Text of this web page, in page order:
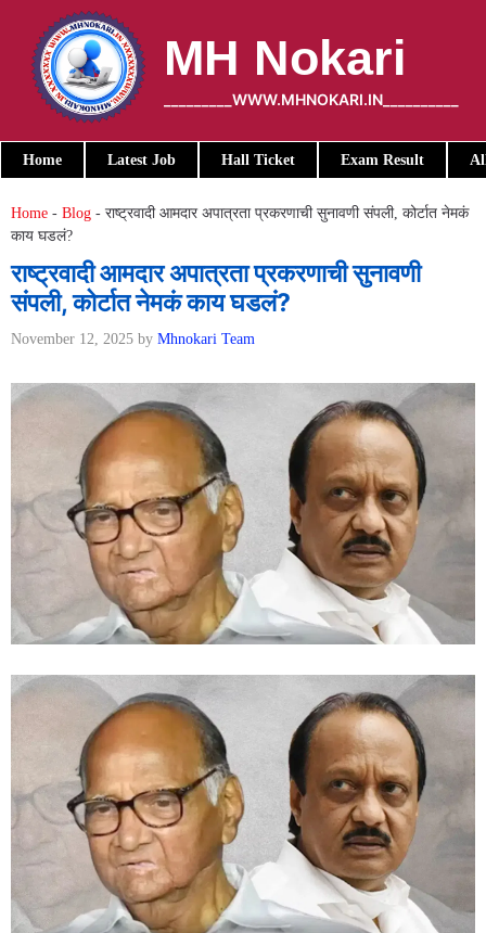
content
MH Nokari
_________WWW.MHNOKARI.IN__________
Home Latest Job Hall Ticket Exam Result
Home - Blog - राष्ट्रवादी आमदार अपात्रता प्रकरणाची सुनावणी संपली, कोर्टात नेमकं
काय घडलं?
राष्ट्रवादी आमदार अपात्रता प्रकरणाची सुनावणी
संपली, कोर्टात नेमकं काय घडलं?
November 12, 2025 by Mhnokari Team